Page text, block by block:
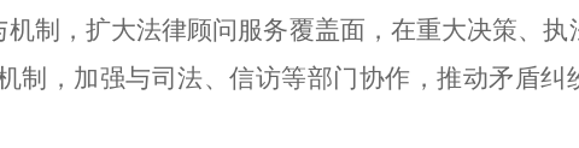
制，扩大法律顾问服务覆盖面，在重大决策、执
，加强与司法、信访等部门协作，推动矛盾纠